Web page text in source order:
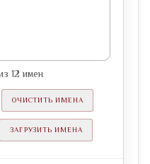
12 имен
ОЧИСТИТЬ ИМЕНА
ЗАГРУЗИТЬ ИМЕНА